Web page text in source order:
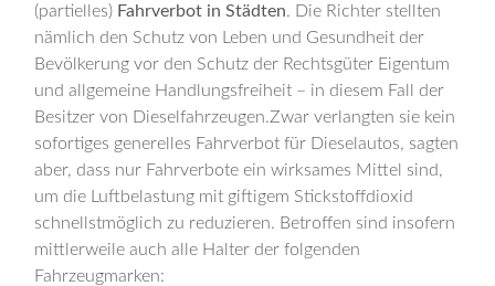
(partielles) Fahrverbot in Städten. Die Richter stellten
nämlich den Schutz von Leben und Gesundheit der
Bevölkerung vor den Schutz der Rechtsgüter Eigentum
und allgemeine Handlungsfreiheit – in diesem Fall der
Besitzer von Dieselfahrzeugen.Zwar verlangten sie kein
sofortiges generelles Fahrverbot für Dieselautos, sagten
aber, dass nur Fahrverbote ein wirksames Mittel sind,
um die Luftbelastung mit giftigem Stickstoffdioxid
schnellstmöglich zu reduzieren. Betroffen sind insofern
mittlerweile auch alle Halter der folgenden
Fahrzeugmarken: